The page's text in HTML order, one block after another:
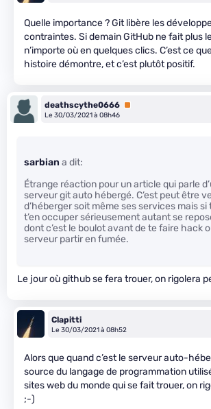
Quelle importance ? Git libère les
contraintes. Si demain GitHub ne fait plus
n’importe où en quelques clics. C’est ce
histoire démontre, et c’est plutôt positif.
deathscythe0666 Premium
Le 30/03/2021 à 08h46
sarbian a dit:
Étrange réaction pour un article qui parle
serveur git auto hébergé. C’est peut être
d’héberger soit même ses services mais si
t’en occuper sérieusement autant se
dont c’est le boulot avant de te faire hack
serveur partir en fumée.
Le jour où github se fera trouer, on rigolera
Clapitti
Le 30/03/2021 à 08h52
Alors que quand c’est le serveur auto-
source du langage de programmation
sites web du monde qui se fait trouer, on
;-)